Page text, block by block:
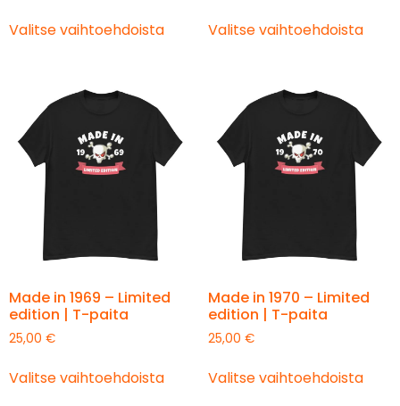
Valitse vaihtoehdoista Valitse vaihtoehdoista
Made in 1969 – Limited
edition | T-paita
25,00 €
Valitse vaihtoehdoista
Made in 1970 – Limited
edition | T-paita
25,00 €
Valitse vaihtoehdoista